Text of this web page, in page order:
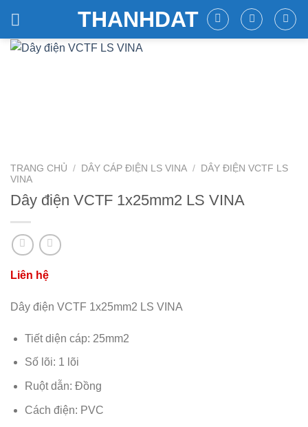
content
THANHDAT
TRANG CHỦ / DÂY CÁP ĐIỆN LS VINA /
DÂY ĐIỆN VCTF LS
VINA
Dây điện VCTF 1x25mm2 LS VINA
Dây điện VCTF 1x25mm2 LS VINA
Tiết diện cáp: 25mm2
Số lõi: 1 lõi
Ruột dẫn: Đồng
Cách điện: PVC